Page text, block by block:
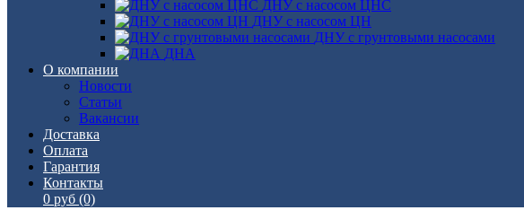
ДНУ с насосом ЦНС
ДНУ с насосом ЦН
ДНУ с грунтовыми насосами
ДНА
О компании
Новости
Статьи
Вакансии
Доставка
Оплата
Гарантия
Контакты
0 руб (0)